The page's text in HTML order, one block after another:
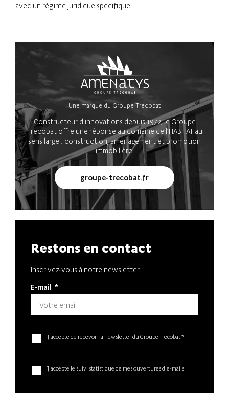
avec un régime juridique spécifique.
Une marque du Groupe Trecobat
Constructeur d'innovations depuis 1972, le Groupe
Trecobat offre une réponse au domaine de l’HABITAT au
sens large : construction, aménagement et promotion
immobilière.
groupe-trecobat.fr
Restons en contact
Inscrivez-vous à notre newsletter
E-mail *
J'accepte de recevoir la newsletter du Groupe Trecobat *
J'accepte le suivi statistique de mes ouvertures d'e-mails